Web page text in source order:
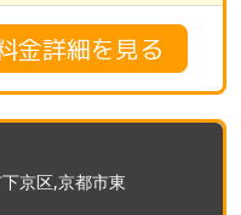
金詳細を見る
京区,京都市東